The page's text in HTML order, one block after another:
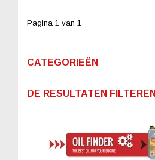
Pagina 1 van 1
CATEGORIEËN
DE RESULTATEN FILTEREN